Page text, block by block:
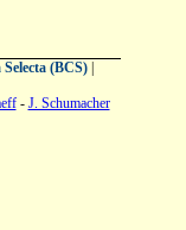
(BCS)|
- J. Schumacher